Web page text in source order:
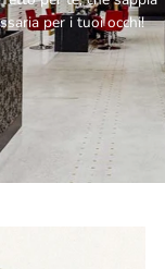
per i tuoi occhi!